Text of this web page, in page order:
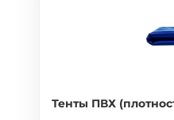
Тенты ПВХ